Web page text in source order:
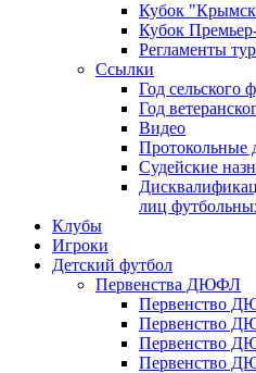
Кубок
Кубок
Регламенты
Ссылки
Год сельского
Год
Видео
Протокольные
Судейские
лиц
Клубы
Игроки
Детский футбол
Первенства ДЮФЛ
Первенство
Первенство
Первенство
Первенство